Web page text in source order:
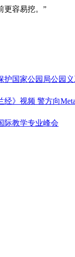
更容易挖。”
护国家公园局公园
经》视频 警方向
际教学专业峰会